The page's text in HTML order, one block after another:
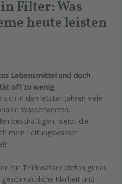
Filter: Was
heute leisten
Lebensmittel und doch
oft zu wenig
sich in den letzten Jahren viele
Wasserwerten,
beschäftigen, bleibt die
mein Leitungswasser
für Trinkwasser bieten genau
Klarheit und